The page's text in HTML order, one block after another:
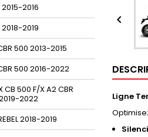
2016
2019
500 2013-2015
500 2016-2022
CB 500 F/X A2 CBR
2022
2018-2019

Ligne